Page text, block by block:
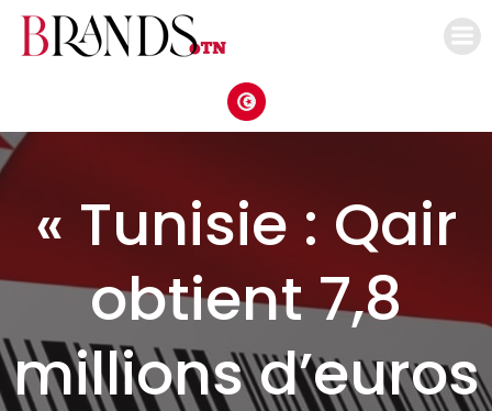
« Tunisie : Qair
obtient 7,8
millions d’euros